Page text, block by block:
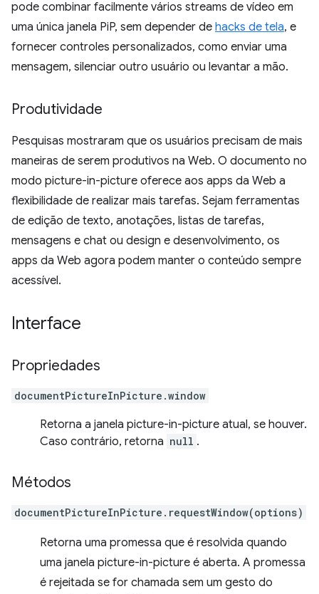
pode combinar facilmente vários streams de vídeo em
uma única janela PiP, sem depender de hacks de tela, e
fornecer controles personalizados, como enviar uma
mensagem, silenciar outro usuário ou levantar a mão.
Produtividade
Pesquisas mostraram que os usuários precisam de mais
maneiras de serem produtivos na Web. O documento no
modo picture-in-picture oferece aos apps da Web a
flexibilidade de realizar mais tarefas. Sejam ferramentas
de edição de texto, anotações, listas de tarefas,
mensagens e chat ou design e desenvolvimento, os
apps da Web agora podem manter o conteúdo sempre
acessível.
Interface
Propriedades
documentPictureInPicture.window
Retorna a janela picture-in-picture atual, se houver.
Caso contrário, retorna null .
Métodos
documentPictureInPicture.requestWindow(options)
Retorna uma promessa que é resolvida quando
uma janela picture-in-picture é aberta. A promessa
é rejeitada se for chamada sem um gesto do